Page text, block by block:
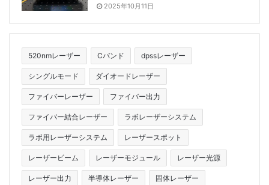
2025年10月11日
520nmレーザー Cバンド dpssレーザー
シングルモード ダイオードレーザー
ファイバーレーザー ファイバー出力
ファイバー結合レーザー ラボレーザーシステム
ラボ用レーザーシステム レーザースポット
レーザービーム レーザーモジュール レーザー光源
レーザー出力 半導体レーザー 固体レーザー